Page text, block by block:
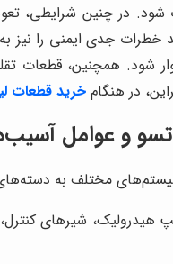
شود. در چنین شرایطی،
خطرات جدی ایمنی را نیز
شود. همچنین، قطعات
در هنگامخرید قطعات
و عوامل
مختلف به دسته‌های
شیرهای کنترل،